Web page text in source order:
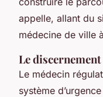
appelle, allant du
médecine de ville
Le
Le médecin
système